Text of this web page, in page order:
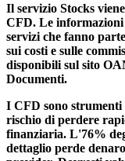
Il servizio Stocks
CFD. Le
servizi che fanno
sui costi e sulle
disponibili sul sito
Documenti.
I CFD sono strumenti
rischio di perdere
finanziaria. L'76%
dettaglio perde